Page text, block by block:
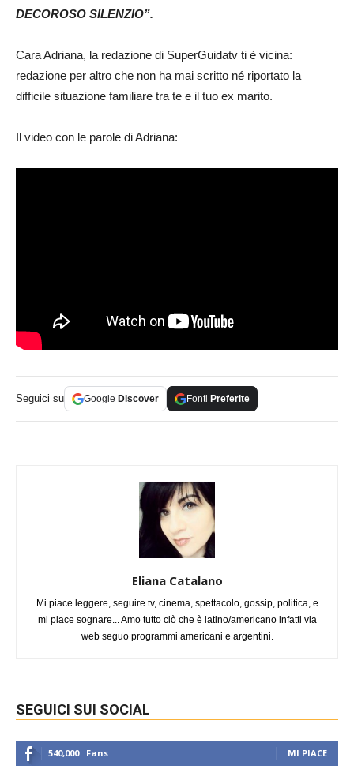
DECOROSO SILENZIO”.
Cara Adriana, la redazione di SuperGuidatv ti è vicina:
redazione per altro che non ha mai scritto né riportato la
difficile situazione familiare tra te e il tuo ex marito.
Il video con le parole di Adriana:
Seguici su Google Discover Fonti Preferite
Eliana Catalano
Mi piace leggere, seguire tv, cinema, spettacolo, gossip, politica, e
mi piace sognare... Amo tutto ciò che è latino/americano infatti via
web seguo programmi americani e argentini.
SEGUICI SUI SOCIAL
540,000 Fans MI PIACE